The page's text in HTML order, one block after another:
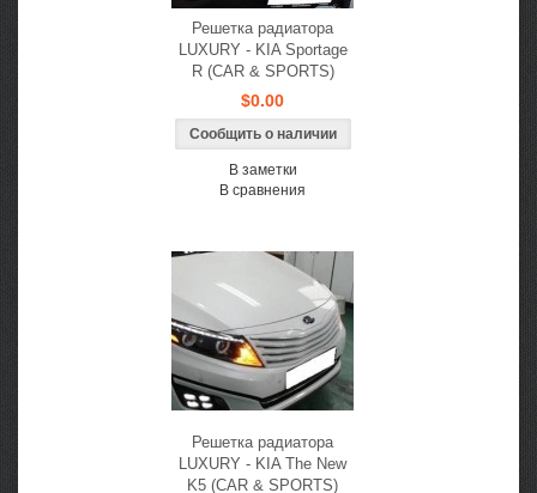
Решетка радиатора
LUXURY - KIA Sportage
R (CAR & SPORTS)
$0.00
Сообщить о наличии
В заметки
В сравнения
Решетка радиатора
LUXURY - KIA The New
K5 (CAR & SPORTS)